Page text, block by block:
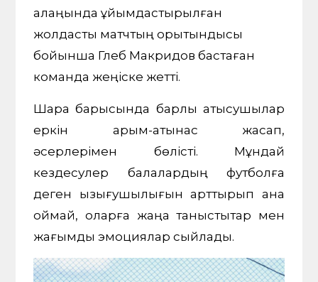
алаңында ұйымдастырылған
жолдастық матчтың қорытындысы
бойынша Глеб Макридов бастаған
команда жеңіске жетті.
Шара барысында барлық қатысушылар
еркін қарым-қатынас жасап,
әсерлерімен бөлісті. Мұндай
кездесулер балалардың футболға
деген қызығушылығын арттырып қана
қоймай, оларға жаңа таныстықтар мен
жағымды эмоциялар сыйлады.